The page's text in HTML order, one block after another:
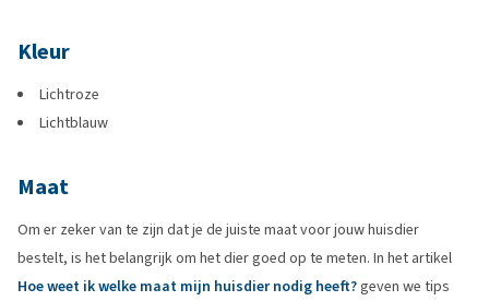
Kleur
Lichtroze
Lichtblauw
Maat
Om er zeker van te zijn dat je de juiste maat voor jouw huisdier
bestelt, is het belangrijk om het dier goed op te meten. In het artikel
Hoe weet ik welke maat mijn huisdier nodig heeft?geven we tips